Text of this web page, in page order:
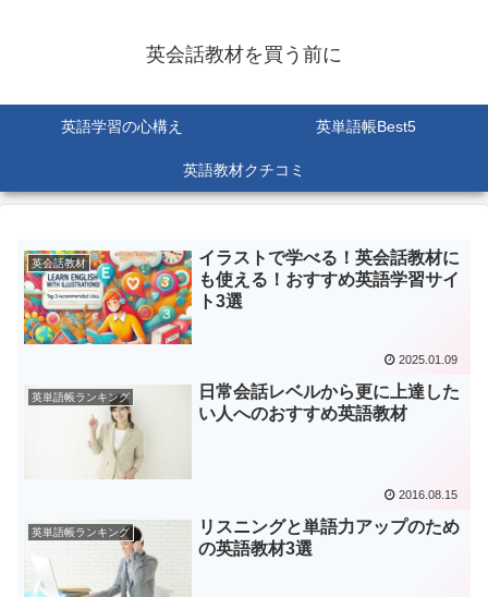
英会話教材を買う前に
英語学習の心構え 英単語帳Best5
英語教材クチコミ
英会話教材
イラストで学べる！英会話教材に
も使える！おすすめ英語学習サイ
ト3選
2025.01.09
英単語帳ランキング
日常会話レベルから更に上達した
い人へのおすすめ英語教材
2016.08.15
英単語帳ランキング
リスニングと単語力アップのため
の英語教材3選